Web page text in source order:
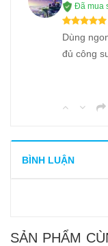
Đã mua
Dùng
đủ công
BÌNH LUẬN
SẢN PHẨM